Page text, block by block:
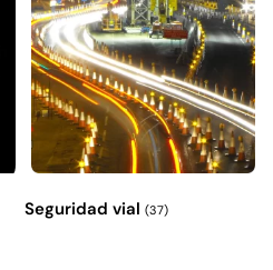
Seguridad vial (37)
22%